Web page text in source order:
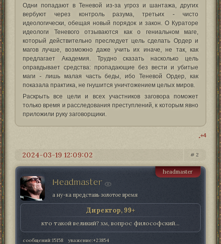
Одни попадают в Теневой из-за угроз и шантажа, других
вербуют через контроль разума, третьих - чисто
идеологически, обещая новый порядок и закон. О Кураторе
идеологи Теневого отзываются как о гениальном маге,
который действительно преследует цель сделать Ордер и
магов лучше, возможно даже учить их иначе, не так, как
предлагает Академия. Трудно сказать насколько цель
оправдывает средства: пропадающие без вести и убитые
маги - лишь малая часть беды, ибо Теневой Ордер, как
показала практика, не гнушится уничтожением целых миров.
Раскрыть все цели и всех участников заговора поможет
только время и расследования преступлений, к которым явно
приложили руку заговорщики.
+4
2
2024-03-19 12:09:02
Headmaster
headmaster
а ну-ка представь золотое время
Директор, 99+
кто такой великий? хм, вопрос философский...
сообщений:15158 уважение:+23854